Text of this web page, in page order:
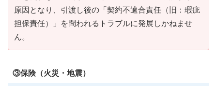
原因となり、引渡し後の「契約不適合責任（旧：瑕疵
担保責任）」を問われるトラブルに発展しかねませ
ん。
③保険（火災・地震）